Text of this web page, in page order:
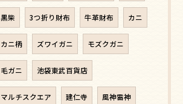
黒柴 3つ折り財布 牛革財布 カニ
カニ柄 ズワイガニ モズクガニ
毛ガニ 池袋東武百貨店
マルチスクエア 建仁寺 風神雷神